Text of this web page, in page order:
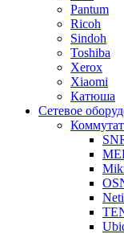
Pantum
Ricoh
Sindoh
Toshiba
Xerox
Xiaomi
Катюша
Сетевое